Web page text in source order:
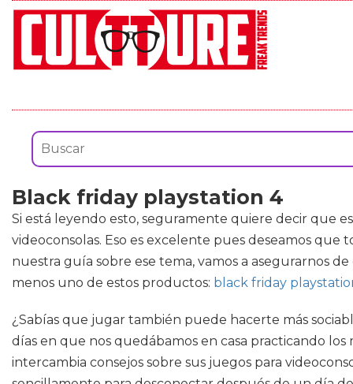
Black friday playstation 4
Si está leyendo esto, seguramente quiere decir que
videoconsolas. Eso es excelente pues deseamos
nuestra guía sobre ese tema, vamos a asegurarnos
menos uno de estos productos: black friday
¿Sabías que jugar también puede hacerte más
días en que nos quedábamos en casa practicando
intercambia consejos sobre sus juegos para